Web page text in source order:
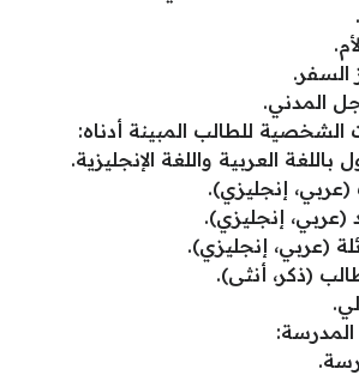
السفر.
المدني.
الشخصية للطالب المبينة أدناه:
باللغة العربية واللغة الإنجليزية.
(عربي، إنجليزي).
(عربي، إنجليزي).
(عربي، إنجليزي).
(ذكر، أنثى).
المدرسة: